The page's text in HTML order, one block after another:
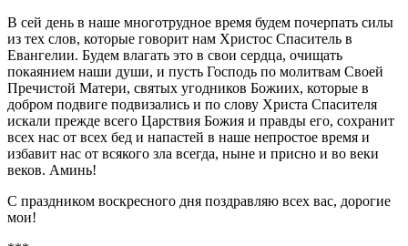
В сей день в наше многотрудное время будем почерпать силы
из тех слов, которые говорит нам Христос Спаситель в
Евангелии. Будем влагать это в свои сердца, очищать
покаянием наши души, и пусть Господь по молитвам Своей
Пречистой Матери, святых угодников Божиих, которые в
добром подвиге подвизались и по слову Христа Спасителя
искали прежде всего Царствия Божия и правды его, сохранит
всех нас от всех бед и напастей в наше непростое время и
избавит нас от всякого зла всегда, ныне и присно и во веки
веков. Аминь!
С праздником воскресного дня поздравляю всех вас, дорогие
мои!